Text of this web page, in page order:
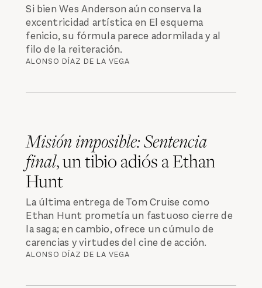
Si bien Wes Anderson aún conserva la
excentricidad artística en El esquema
fenicio, su fórmula parece adormilada y al
filo de la reiteración.
ALONSO DÍAZ DE LA VEGA
Misión imposible: Sentencia
final, un tibio adiós a Ethan
Hunt
La última entrega de Tom Cruise como
Ethan Hunt prometía un fastuoso cierre de
la saga; en cambio, ofrece un cúmulo de
carencias y virtudes del cine de acción.
ALONSO DÍAZ DE LA VEGA